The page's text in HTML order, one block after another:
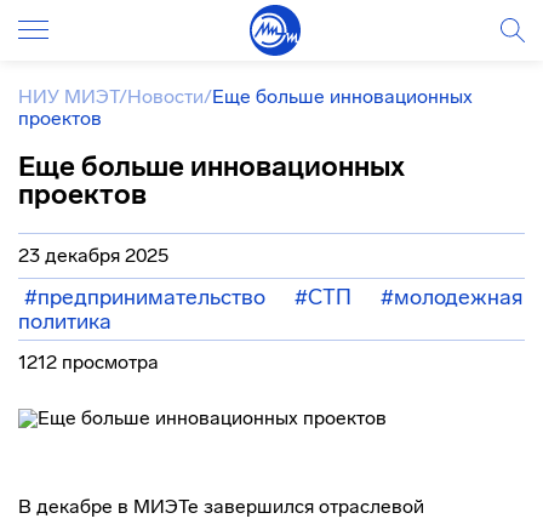
НИУ МИЭТ/Новости/Еще больше инновационных
проектов
Еще больше инновационных
проектов
23 декабря 2025
#предпринимательство #СТП
#молодежная
политика
1212 просмотра
В декабре в МИЭТе завершился отраслевой